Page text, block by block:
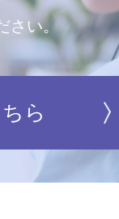
さい。
ら